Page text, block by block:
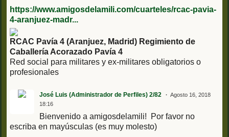
https://www.amigosdelamili.com/cuarteles/rcac-pavia-
4-aranjuez-madr...
RCAC Pavía 4 (Aranjuez, Madrid) Regimiento de
Caballería Acorazado Pavía 4
Red social para militares y ex-militares obligatorios o
profesionales
José Luis (Administrador de Perfiles) 2/82
Agosto 16, 2018
18:16
Bienvenido a amigosdelamili! Por favor no
escriba en mayúsculas (es muy molesto)